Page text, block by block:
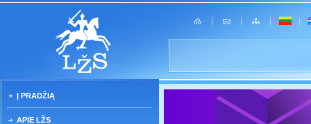
Į PRADŽIĄ
APIE LŽS